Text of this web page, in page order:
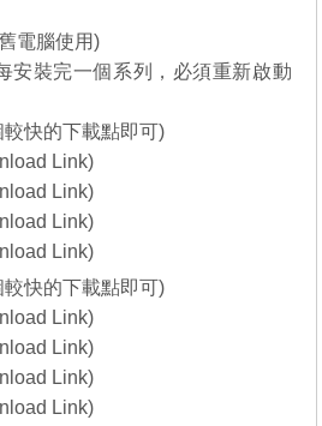
電腦使用)
安裝完一個系列，必須重新啟動
快的下載點即可)
Link)
Link)
Link)
Link)
快的下載點即可)
Link)
Link)
Link)
Link)